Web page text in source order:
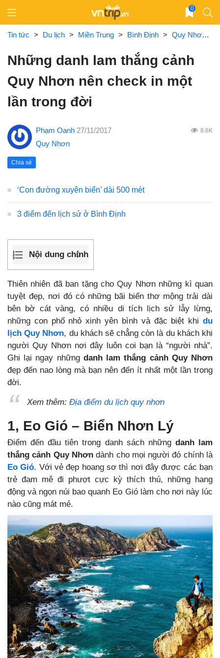
content
0
Tin tức > Du lịch > Miền Trung > Bình Định > Quy Nhơn
Những danh lam thắng cảnh
Quy Nhơn nên check in một
lần trong đời
Phạm Oanh 27/11/2017 8.6K
Quy Nhơn
Chia sẻ
‘Con đường xuyên biển’ dài 500 mét
3 điểm đến lịch sử ở Bình Định
Nội dung chính
Thiên nhiên đã ban tặng cho Quy Nhơn những kì quan
tuyệt đẹp, nơi đó có những bãi biển thơ mộng trải dài
bên bờ cát vàng, có nhiều di tích lịch sử lẫy lừng,
những con phố nhỏ xinh yên bình và đặc biệt khi du
lịch Quy Nhơn, du khách sẽ chẳng còn là du khách khi
người Quy Nhơn nơi đây luôn coi bạn là “người nhà”.
Ghi lại ngay những danh lam thắng cảnh Quy Nhơn
đẹp đến nao lòng mà bạn nên đến ít nhất một lần trong
đời.
Xem thêm: Địa điểm du lịch quy nhơn
1, Eo Gió – Biển Nhơn Lý
Điểm đến đầu tiên trong danh sách những danh lam
thắng cảnh Quy Nhơndành cho mọi người đó chính là
Eo Gió. Với vẻ đẹp hoang sơ thì nơi đây được các bạn
trẻ đam mê đi phượt cực kỳ thích thú, những hang
động và ngọn núi bao quanh Eo Gió làm cho nơi này lúc
nào cũng mát mẻ.